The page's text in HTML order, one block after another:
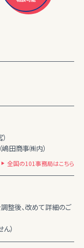
田商事㈱内）
全国の101事務局はこちら
整後、改めて詳細のご
）